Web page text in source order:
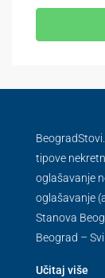
tipove
oglašavanje
oglašavanje
Stanova
Beograd –
Učitaj više